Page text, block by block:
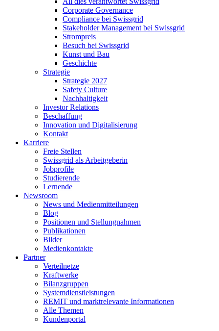
Corporate Governance
Compliance bei Swissgrid
Stakeholder Management bei Swissgrid
Strompreis
Besuch bei Swissgrid
Kunst und Bau
Geschichte
Strategie
Strategie 2027
Safety Culture
Nachhaltigkeit
Investor Relations
Beschaffung
Innovation und Digitalisierung
Kontakt
Karriere
Freie Stellen
Swissgrid als Arbeitgeberin
Jobprofile
Studierende
Lernende
Newsroom
News und Medienmitteilungen
Blog
Positionen und Stellungnahmen
Publikationen
Bilder
Medienkontakte
Partner
Verteilnetze
Kraftwerke
Bilanzgruppen
Systemdienstleistungen
REMIT und marktrelevante Informationen
Alle Themen
Kundenportal